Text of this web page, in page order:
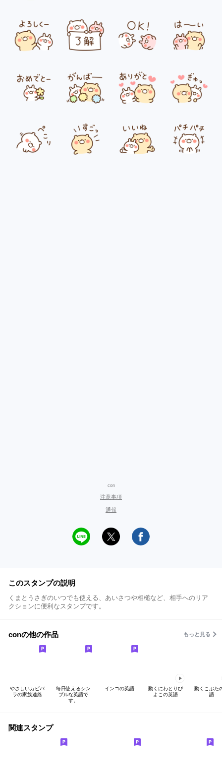
con
注意事項
通報
このスタンプの説明
くまとうさぎのいつでも使える、あいさつや相槌など、相手へのリア
クションに便利なスタンプです。
conの他の作品 もっと見る
やさしいカピバ
ラの家族連絡
毎日使えるシン
プルな英語で
す。
インコの英語
動くにわとりぴ
よこの英語
動くこぶた
語
関連スタンプ